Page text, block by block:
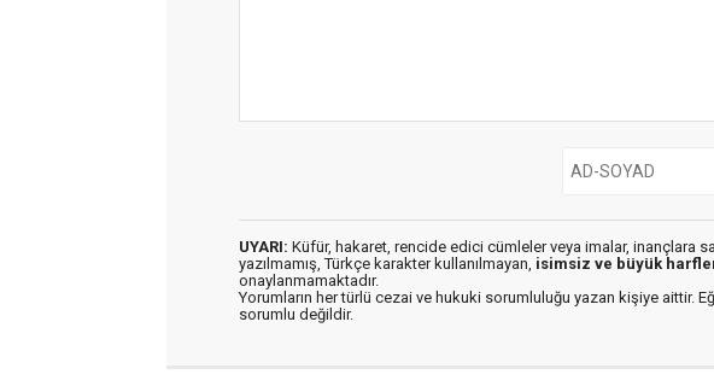
UYARI: Küfür, hakaret, rencide edici cümleler veya imalar, inançlara
yazılmamış, Türkçe karakter kullanılmayan, isimsiz ve büyük
onaylanmamaktadır.
Yorumların her türlü cezai ve hukuki sorumluluğu yazan kişiye aittir.
sorumlu değildir.